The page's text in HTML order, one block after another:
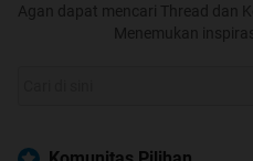
Agan dapat mencari Thread dan
Menemukan